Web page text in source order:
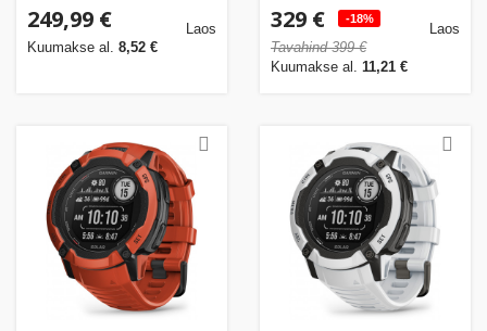
249,99 €
Kuumakse al. 8,52 €
Laos 329 € -18%
Tavahind 399 €
Kuumakse al. 11,21 €
Laos